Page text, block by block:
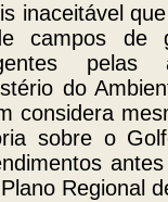
inaceitável
campos de
pelas
do
considera
sobre o
Regional